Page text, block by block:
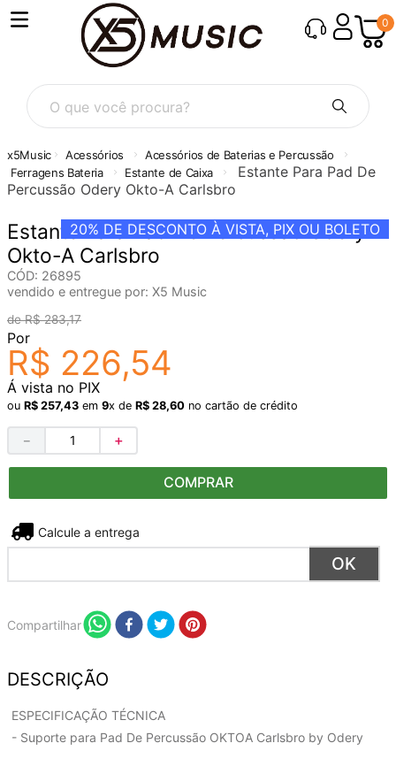
0
O que você procura?
Acessórios
Acessórios de Baterias e Percussão
Ferragens Bateria
Estante de Caixa
Estante Para Pad De
Percussão Odery Okto-A Carlsbro
20% DE DESCONTO À VISTA, PIX OU BOLETO
Estante Para Pad De Percussão Odery
Okto-A Carlsbro
CÓD: 26895
vendido e entregue por: X5 Music
R$ 283,17
Por
R$ 226,54
Á vista no PIX
ou R$ 257,43 em 9x de R$ 28,60 no cartão de crédito
＋
－
COMPRAR
Não sei meu CEP
Compartilhar
DESCRIÇÃO
ESPECIFICAÇÃO TÉCNICA
- Suporte para Pad De Percussão OKTOA Carlsbro by Odery